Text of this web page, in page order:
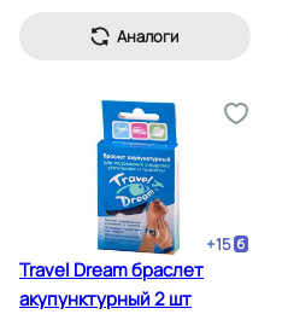
Аналоги
+15
Travel Dream браслет
акупунктурный 2 шт